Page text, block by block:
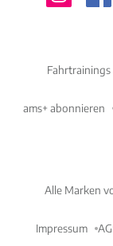
Fahrtrainings
ams+ abonnieren
Alle Marken
Impressum